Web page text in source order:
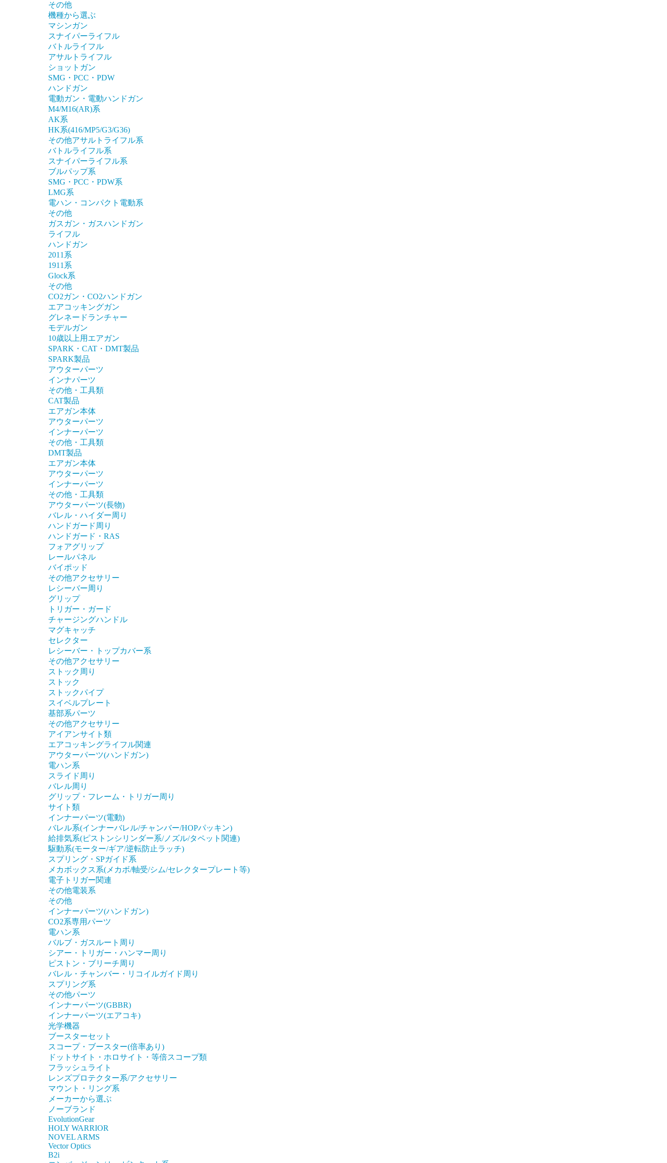
その他
機種から選ぶ
マシンガン
スナイパーライフル
バトルライフル
アサルトライフル
ショットガン
SMG・PCC・PDW
ハンドガン
電動ガン・電動ハンドガン
M4/M16(AR)系
AK系
HK系(416/MP5/G3/G36)
その他アサルトライフル系
バトルライフル系
スナイパーライフル系
ブルパップ系
SMG・PCC・PDW系
LMG系
電ハン・コンパクト電動系
その他
ガスガン・ガスハンドガン
ライフル
ハンドガン
2011系
1911系
Glock系
その他
CO2ガン・CO2ハンドガン
エアコッキングガン
グレネードランチャー
モデルガン
10歳以上用エアガン
SPARK・CAT・DMT製品
SPARK製品
アウターパーツ
インナパーツ
その他・工具類
CAT製品
エアガン本体
アウターパーツ
インナーパーツ
その他・工具類
DMT製品
エアガン本体
アウターパーツ
インナーパーツ
その他・工具類
アウターパーツ(長物)
バレル・ハイダー周り
ハンドガード周り
ハンドガード・RAS
フォアグリップ
レールパネル
バイポッド
その他アクセサリー
レシーバー周り
グリップ
トリガー・ガード
チャージングハンドル
マグキャッチ
セレクター
レシーバー・トップカバー系
その他アクセサリー
ストック周り
ストック
ストックパイプ
スイベルプレート
基部系パーツ
その他アクセサリー
アイアンサイト類
エアコッキングライフル関連
アウターパーツ(ハンドガン)
電ハン系
スライド周り
バレル周り
グリップ・フレーム・トリガー周り
サイト類
インナーパーツ(電動)
バレル系(インナーバレル/チャンバー/HOPパッキン)
給排気系(ピストンシリンダー系/ノズル/タペット関連)
駆動系(モーター/ギア/逆転防止ラッチ)
スプリング・SPガイド系
メカボックス系(メカボ/軸受/シム/セレクタープレート等)
電子トリガー関連
その他電装系
その他
インナーパーツ(ハンドガン)
CO2系専用パーツ
電ハン系
バルブ・ガスルート周り
シアー・トリガー・ハンマー周り
ピストン・ブリーチ周り
バレル・チャンバー・リコイルガイド周り
スプリング系
その他パーツ
インナーパーツ(GBBR)
インナーパーツ(エアコキ)
光学機器
ブースターセット
スコープ・ブースター(倍率あり)
ドットサイト・ホロサイト・等倍スコープ類
フラッシュライト
レンズプロテクター系/アクセサリー
マウント・リング系
メーカーから選ぶ
ノーブランド
EvolutionGear
HOLY WARRIOR
NOVEL ARMS
Vector Optics
B2i